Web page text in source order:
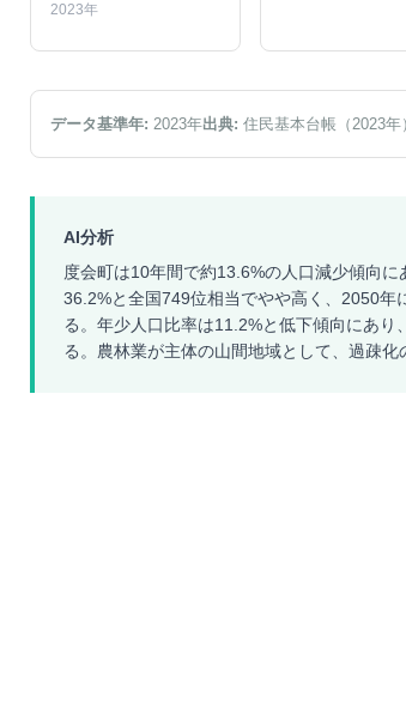
2023年
データ基準年: 2023年出典: 住民基本台帳（2023年
AI分析
度会町は10年間で約13.6%の人口減少傾向
36.2%と全国749位相当でやや高く、2050年
る。年少人口比率は11.2%と低下傾向にあ
る。農林業が主体の山間地域として、過疎